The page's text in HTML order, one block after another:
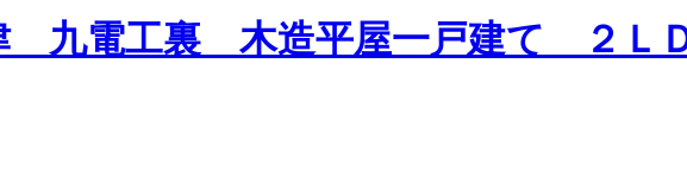
九電工裏 木造平屋一戸建て ２Ｌ